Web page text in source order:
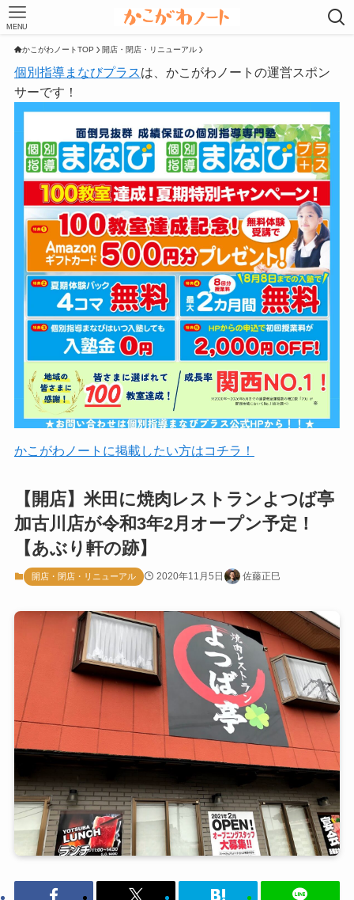
MENU
かこがわノートTOP 開店・閉店・リニューアル
個別指導まなびプラスは、かこがわノートの運営スポン
サーです！
かこがわノートに掲載したい方はコチラ！
【開店】米田に焼肉レストランよつば亭
加古川店が令和3年2月オープン予定！
【あぶり軒の跡】
開店・閉店・リニューアル 2020年11月5日 佐藤正巳